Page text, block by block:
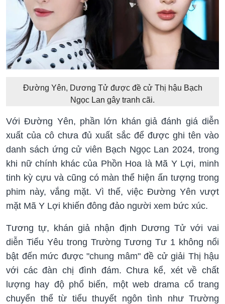
Đường Yên, Dương Tử được đề cử Thị hậu Bạch
Ngọc Lan gây tranh cãi.
Với Đường Yên, phần lớn khán giả đánh giá diễn
xuất của cô chưa đủ xuất sắc để được ghi tên vào
danh sách ứng cử viên Bạch Ngọc Lan 2024, trong
khi nữ chính khác của Phồn Hoa là Mã Y Lợi, minh
tinh kỳ cựu và cũng có màn thể hiện ấn tượng trong
phim này, vắng mặt. Vì thế, việc Đường Yên vượt
mặt Mã Y Lợi khiến đông đảo người xem bức xúc.
Tương tự, khán giả nhận định Dương Tử với vai
diễn Tiểu Yêu trong Trường Tương Tư 1 không nổi
bật đến mức được "chung mâm" đề cử giải Thị hậu
với các đàn chị đình đám. Chưa kể, xét về chất
lượng hay độ phổ biến, một web drama cổ trang
chuyển thể từ tiểu thuyết ngôn tình như Trường